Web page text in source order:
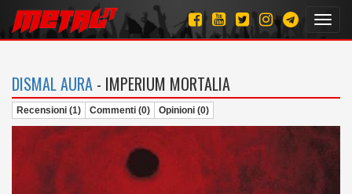
DISMAL AURA - IMPERIUM MORTALIA
Recensioni (1) Commenti (0) Opinioni (0)